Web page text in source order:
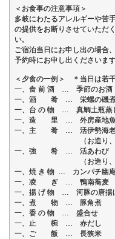
＜お食事の注意事項＞
多岐にわたるアレルギーや苦
の提供をお断りさせていただ
い。
ご宿泊当日にお申し出の場合
予約時にお申し出くださいま
＜夕食の一例＞ ＊当日は若
一、食 前 酒 … 季節のお酒
一、酒 肴 … 栄螺の磯煮、
一、台 の 物 … 真鯛土瓶蒸
一、造 里 … 外房産地魚
一、主 肴 … 活伊勢海
（お造り、鬼殻焼き
一、強 肴 … 活あわび
（お造り、踊り焼き
一、焼 き 物 … カンパチ幽
一、凌 ぎ … 鴨南蕎麦
一、揚 げ 物 … 河豚の唐揚
一、煮 物 … 豚角煮
一、香 の 物 … 盛合せ
一、止 椀 … 赤だし
一、ご 飯 … 長狭米